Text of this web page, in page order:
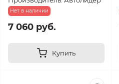
Нет в наличии
7 060 руб.
Купить